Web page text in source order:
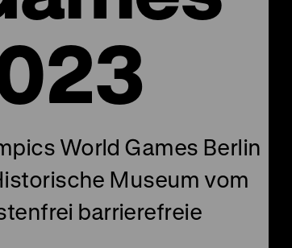
World Games Berlin
Museum vom
barrierefreie